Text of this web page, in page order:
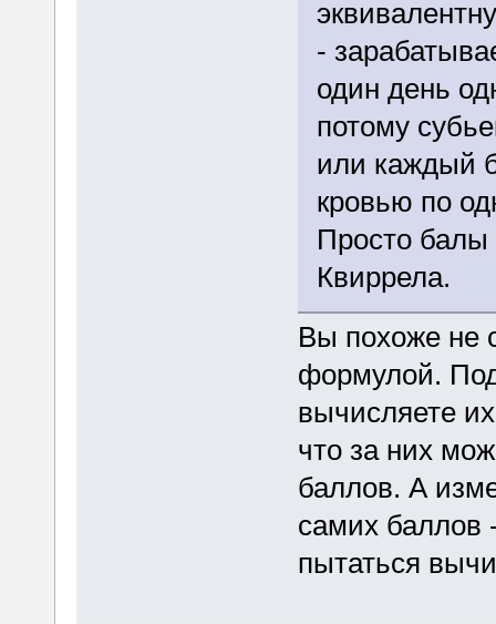
-
один день
потому
или каждый
кровью по
Просто балы
Квиррела.
Вы похоже не
формулой.
вычисляете
что за них
баллов. А
самих баллов
пытаться